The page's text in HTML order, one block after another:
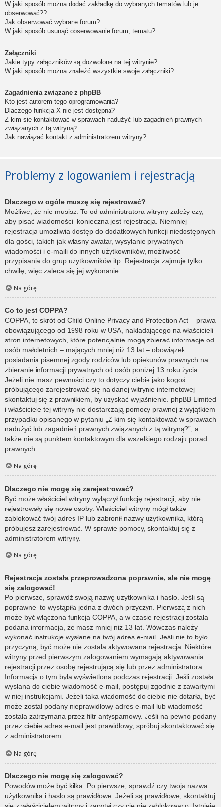
W jaki sposób można dodać zakładkę do wybranych tematów lub je
obserwować??
Jak obserwować wybrane forum?
W jaki sposób usunąć obserwowanie forum, tematu?
Załączniki
Jakie typy załączników są dozwolone na tej witrynie?
W jaki sposób można znaleźć wszystkie swoje załączniki?
Zagadnienia związane z phpBB
Kto jest autorem tego oprogramowania?
Dlaczego funkcja X nie jest dostępna?
Z kim się kontaktować w sprawach nadużyć lub zagadnień prawnych
związanych z tą witryną?
Jak nawiązać kontakt z administratorem witryny?
Problemy z logowaniem i rejestracją
Dlaczego w ogóle muszę się rejestrować?
Możliwe, że nie musisz. To od administratora witryny zależy czy,
aby pisać wiadomości, konieczna jest rejestracja. Niemniej
rejestracja umożliwia dostęp do dodatkowych funkcji niedostępnych
dla gości, takich jak własny awatar, wysyłanie prywatnych
wiadomości i e-maili do innych użytkowników, możliwość
przypisania do grup użytkowników itp. Rejestracja zajmuje tylko
chwilę, więc zaleca się jej wykonanie.
Na górę
Co to jest COPPA?
COPPA, to skrót od Child Online Privacy and Protection Act – prawa
obowiązującego od 1998 roku w USA, nakładającego na właścicieli
stron internetowych, które potencjalnie mogą zbierać informacje od
osób małoletnich – mających mniej niż 13 lat – obowiązek
posiadania pisemnej zgody rodziców lub opiekunów prawnych na
zbieranie informacji prywatnych od osób poniżej 13 roku życia.
Jeżeli nie masz pewności czy to dotyczy ciebie jako kogoś
próbującego zarejestrować się na danej witrynie internetowej –
skontaktuj się z prawnikiem, by uzyskać wyjaśnienie. phpBB Limited
i właściciele tej witryny nie dostarczają pomocy prawnej z wyjątkiem
przypadku opisanego w pytaniu „Z kim się kontaktować w sprawach
nadużyć lub zagadnień prawnych związanych z tą witryną?”, a
także nie są punktem kontaktowym dla wszelkiego rodzaju porad
prawnych.
Na górę
Dlaczego nie mogę się zarejestrować?
Być może właściciel witryny wyłączył funkcję rejestracji, aby nie
rejestrowały się nowe osoby. Właściciel witryny mógł także
zablokować twój adres IP lub zabronił nazwy użytkownika, którą
próbujesz zarejestrować. W sprawie pomocy, skontaktuj się z
administratorem witryny.
Na górę
Rejestracja została przeprowadzona poprawnie, ale nie mogę
się zalogować!
Po pierwsze, sprawdź swoją nazwę użytkownika i hasło. Jeśli są
poprawne, to wystąpiła jedna z dwóch przyczyn. Pierwszą z nich
może być włączona funkcja COPPA, a w czasie rejestracji została
podana informacja, że masz mniej niż 13 lat. Wówczas należy
wykonać instrukcje wysłane na twój adres e-mail. Jeśli nie to było
przyczyną, być może nie została aktywowana rejestracja. Niektóre
witryny przed pierwszym zalogowaniem wymagają aktywowania
rejestracji przez osobę rejestrującą się lub przez administratora.
Informacja o tym była wyświetlona podczas rejestracji. Jeśli została
wysłana do ciebie wiadomość e-mail, postępuj zgodnie z zawartymi
w niej instrukcjami. Jeżeli taka wiadomość do ciebie nie dotarła, być
może został podany nieprawidłowy adres e-mail lub wiadomość
została zatrzymana przez filtr antyspamowy. Jeśli na pewno podany
przez ciebie adres e-mail jest prawidłowy, spróbuj skontaktować się
z administratorem.
Na górę
Dlaczego nie mogę się zalogować?
Powodów może być kilka. Po pierwsze, sprawdź czy twoja nazwa
użytkownika i hasło są prawidłowe. Jeżeli są prawidłowe, skontaktuj